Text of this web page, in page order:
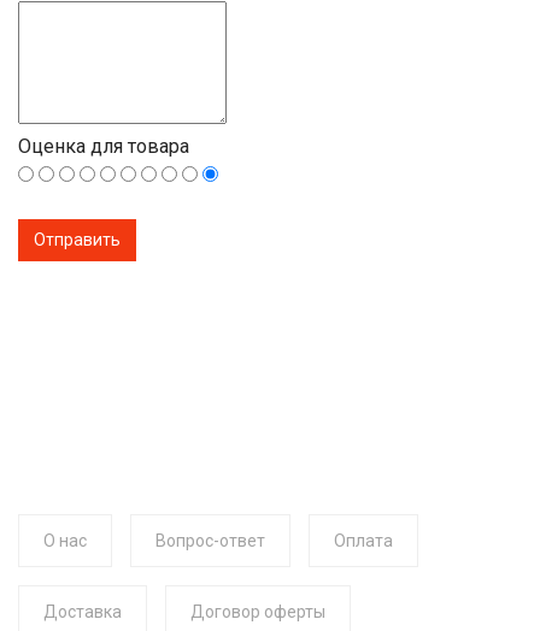
Оценка для товара
О нас Вопрос-ответ Оплата
Доставка Договор оферты